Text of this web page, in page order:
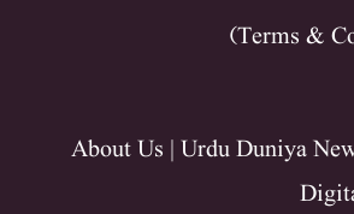
About Us | Urdu Duniya